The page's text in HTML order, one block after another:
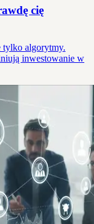
cię
tylko algorytmy.
inwestowanie w